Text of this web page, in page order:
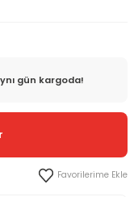
gün kargoda!